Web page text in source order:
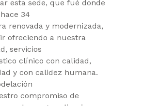
esta sede, que fué donde
34
renovada y modernizada,
ofreciendo a nuestra
servicios
clínico con calidad,
y con calidez humana.
compromiso de